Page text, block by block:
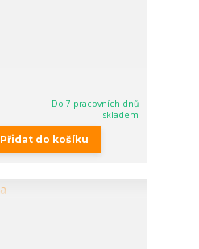
Do 7 pracovních dnů
skladem
Přidat do košíku